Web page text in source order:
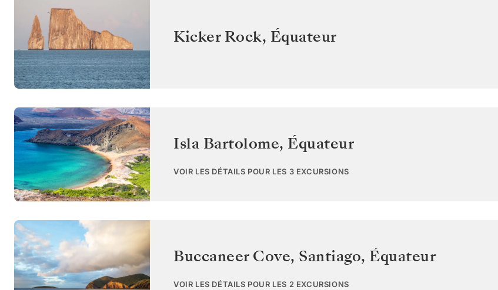
Kicker Rock, Équateur
Isla Bartolome, Équateur
VOIR LES DÉTAILS POUR LES 3 EXCURSIONS
Buccaneer Cove, Santiago, Équateur
VOIR LES DÉTAILS POUR LES 2 EXCURSIONS